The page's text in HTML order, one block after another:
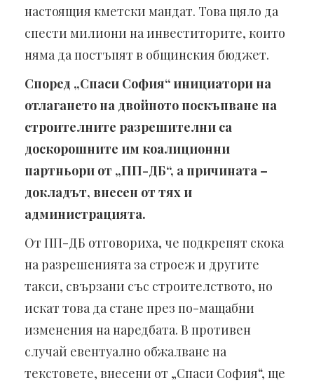
настоящия кметски мандат. Това щяло да
спести милиони на инвеститорите, които
няма да постъпят в общинския бюджет.
Според „Спаси София“ инициатори на
отлагането на двойното поскъпване на
строителните разрешителни са
доскорошните им коалиционни
партньори от „ПП-ДБ“, а причината –
докладът, внесен от тях и
администрацията.
От ПП-ДБ отговориха, че подкрепят скока
на разрешенията за строеж и другите
такси, свързани със строителството, но
искат това да стане през по-мащабни
изменения на наредбата. В противен
случай евентуално обжалване на
текстовете, внесени от „Спаси София“, ще